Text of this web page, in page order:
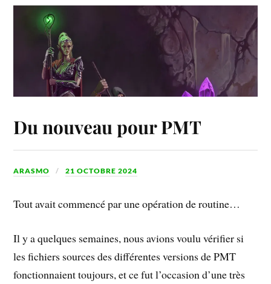
Du nouveau pour PMT
ARASMO 21 OCTOBRE 2024
Tout avait commencé par une opération de routine…
Il y a quelques semaines, nous avions voulu vérifier si
les fichiers sources des différentes versions de PMT
fonctionnaient toujours, et ce fut l’occasion d’une très